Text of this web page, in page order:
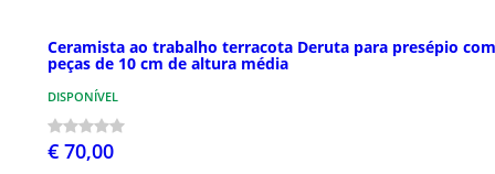
Ceramista ao trabalho terracota Deruta para presépio com
peças de 10 cm de altura média
DISPONÍVEL
€ 70,00